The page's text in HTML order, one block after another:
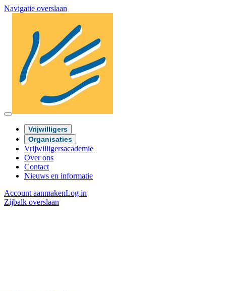
Navigatie overslaan
Vrijwilligers
Organisaties
Vrijwilligersacademie
Over ons
Contact
Nieuws en informatie
Account aanmakenLog in
Zijbalk overslaan